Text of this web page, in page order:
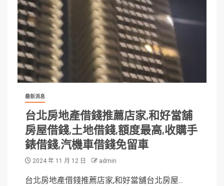
最新消息
台北房地產借錢推薦店家,和好當舖
房屋借錢,土地借錢,額度最高,收購手
錶借錢,汽機車借錢免留車
2024 年 11 月 12 日 admin
台北房地產借錢推薦店家,和好當舖台北房屋...